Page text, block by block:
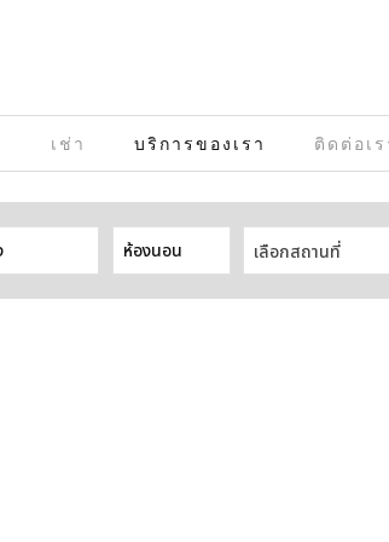
เช่า บริการของเรา ติดต่อเ
เลือกสถานที่